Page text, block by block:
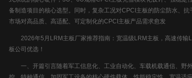
备制造项目的核心选型。同时，复杂工况对CPCI主板的防尘防水、
市场对高品质、高适配、可定制化的CPCI主板产品需求愈发
2026年5月LRM主板厂家推荐指南：宽温级LRM主板，高速传输
板公司优选！
一、开篇引言随着军工信息化、工业自动化、车载机载通信、野